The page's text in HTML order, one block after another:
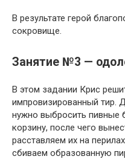
В результате герой
сокровище.
Занятие №3 —
В этом задании Крис
импровизированный тир.
нужно выбросить пивные
корзину, после чего
расставляем их на
сбиваем образованную